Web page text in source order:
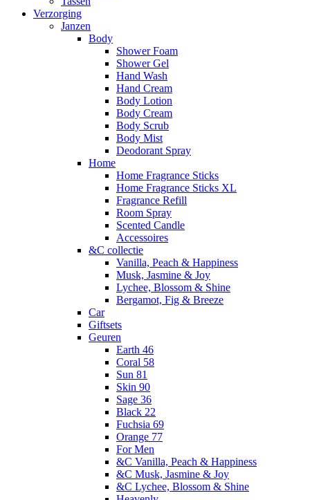
Verzorging
Janzen
Body
Shower Foam
Shower Gel
Hand Wash
Hand Cream
Body Lotion
Body Cream
Body Scrub
Body Mist
Deodorant Spray
Home
Home Fragrance Sticks
Home Fragrance Sticks XL
Fragrance Refill
Room Spray
Scented Candle
Accessoires
&C collectie
Vanilla, Peach & Happiness
Musk, Jasmine & Joy
Lychee, Blossom & Shine
Bergamot, Fig & Breeze
Car
Giftsets
Geuren
Earth 46
Coral 58
Sun 81
Skin 90
Sage 36
Black 22
Fuchsia 69
Orange 77
For Men
&C Vanilla, Peach & Happiness
&C Musk, Jasmine & Joy
&C Lychee, Blossom & Shine